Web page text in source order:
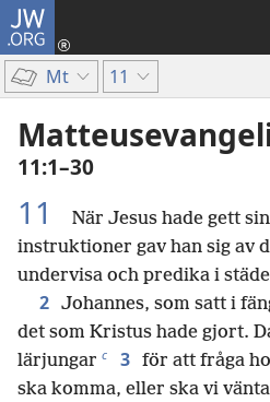
JW.ORG
Mt 11
11:1–30
11
När Jesus hade gett
instruktioner gav han sig av
undervisa och predika i
2 Johannes, som satt i
det som Kristus hade gjort.
lärjungar c 3 för att fråga
ska komma, eller ska vi